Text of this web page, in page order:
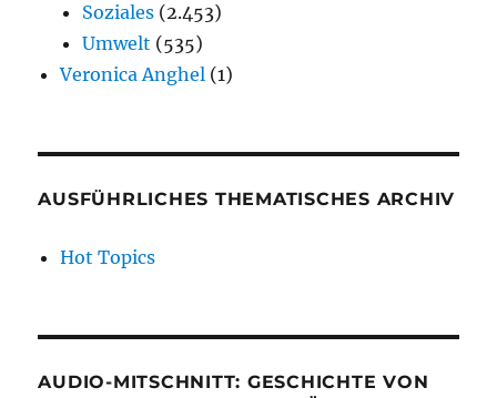
Soziales (2.453)
Umwelt (535)
Veronica Anghel (1)
AUSFÜHRLICHES THEMATISCHES ARCHIV
Hot Topics
AUDIO-MITSCHNITT: GESCHICHTE VON